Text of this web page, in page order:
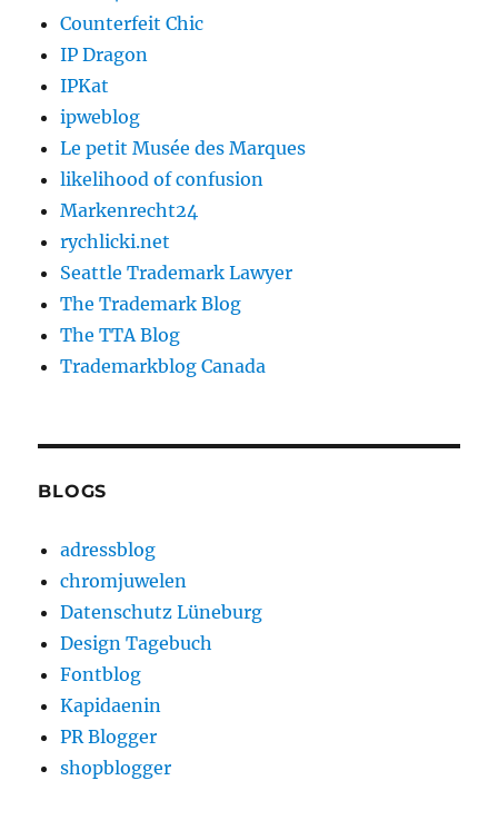
Counterfeit Chic
IP Dragon
IPKat
ipweblog
Le petit Musée des Marques
likelihood of confusion
Markenrecht24
rychlicki.net
Seattle Trademark Lawyer
The Trademark Blog
The TTA Blog
Trademarkblog Canada
BLOGS
adressblog
chromjuwelen
Datenschutz Lüneburg
Design Tagebuch
Fontblog
Kapidaenin
PR Blogger
shopblogger